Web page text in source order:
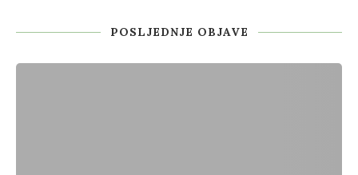
POSLJEDNJE OBJAVE